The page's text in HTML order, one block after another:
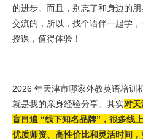
的进步。而且，别忘了和身边的
交流的，所以，找个语伴一起学
授课，值得体验！
2026 年天津市哪家外教英语培训
就是我的亲身经验分享。其实对
盲目追 “线下知名品牌”，很多线
优质师资、高性价比和灵活时间